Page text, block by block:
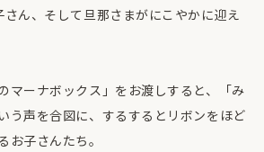
ん、そして旦那さまがにこやかに迎え
マーナボックス」をお渡しすると、「み
う声を合図に、するするとリボンをほど
お子さんたち。